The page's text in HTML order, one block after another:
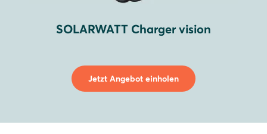
SOLARWATT Charger vision
Jetzt Angebot einholen